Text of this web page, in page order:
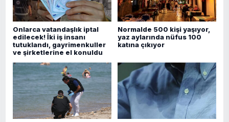
Onlarca vatandaşlık iptal
edilecek! İki iş insanı
tutuklandı, gayrimenkuller
ve şirketlerine el konuldu
Normalde 500 kişi yaşıyor,
yaz aylarında nüfus 100
katına çıkıyor